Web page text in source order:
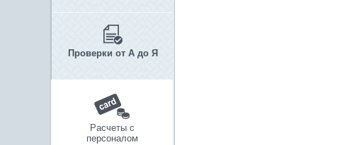
Проверки от А до Я
Расчеты с
персоналом